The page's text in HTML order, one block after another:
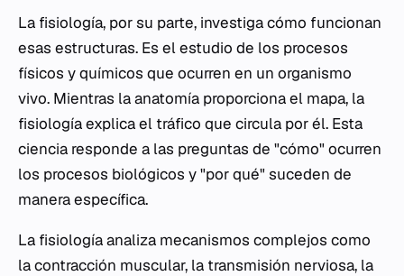
La fisiología, por su parte, investiga cómo funcionan
esas estructuras. Es el estudio de los procesos
físicos y químicos que ocurren en un organismo
vivo. Mientras la anatomía proporciona el mapa, la
fisiología explica el tráfico que circula por él. Esta
ciencia responde a las preguntas de "cómo" ocurren
los procesos biológicos y "por qué" suceden de
manera específica.
La fisiología analiza mecanismos complejos como
la contracción muscular, la transmisión nerviosa, la